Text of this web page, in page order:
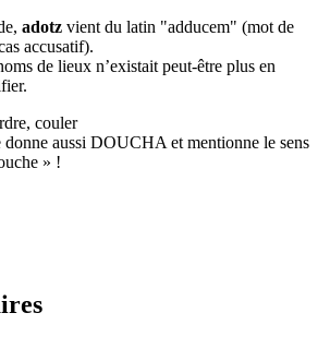
adotz vient du latin "adducem" (mot de
accusatif).
de lieux n’existait peut-être plus en
couler
aussi DOUCHA et mentionne le sens
» !